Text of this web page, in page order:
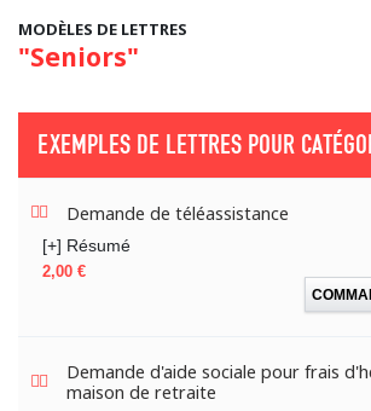
MODÈLES DE LETTRES
"Seniors"
EXEMPLES DE LETTRES POUR
Demande de téléassistance
[+] Résumé
Prix
2,00 €
Demande d'aide sociale pour frais
maison de retraite